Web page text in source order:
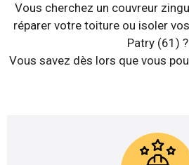
Vous cherchez un couvreur
réparer votre toiture ou isoler
Patry (61) ?
Vous savez dès lors que vous